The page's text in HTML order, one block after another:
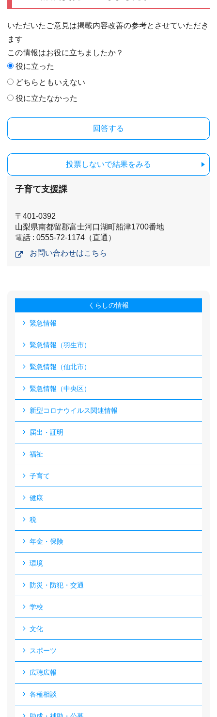
いただいたご意見は掲載内容改善の参考とさせていただき
ます
この情報はお役に立ちましたか？
役に立った
どちらともいえない
役に立たなかった
投票しないで結果をみる
子育て支援課
〒401-0392
山梨県南都留郡富士河口湖町船津1700番地
電話 : 0555-72-1174（直通）
お問い合わせはこちら
くらしの情報
緊急情報
緊急情報（羽生市）
緊急情報（仙北市）
緊急情報（中央区）
新型コロナウイルス関連情報
届出・証明
福祉
子育て
健康
税
年金・保険
環境
防災・防犯・交通
学校
文化
スポーツ
広聴広報
各種相談